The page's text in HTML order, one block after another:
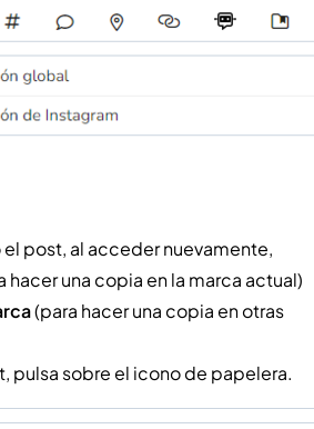
post, al acceder nuevamente,
hacer una copia en la marca actual)
(para hacer una copia en otras
pulsa sobre el icono de papelera.